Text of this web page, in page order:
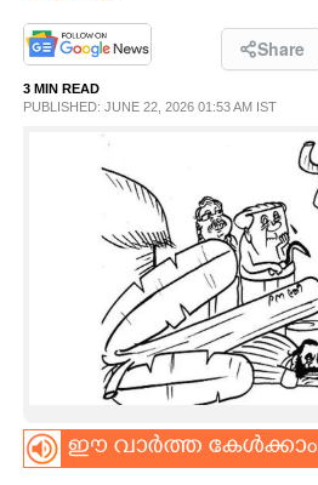
LIFESTYLE
ASTRO
Share
3 MIN READ
PUBLISHED: JUNE 22, 2026 01:53 AM IST
ഈ വാർത്ത കേൾക്കാം